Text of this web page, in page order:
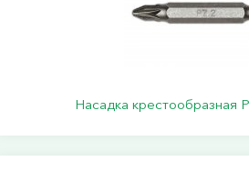
Насадка крестообразная